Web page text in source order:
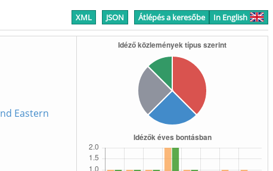
XML JSON Átlépés a keresőbe In English
Eastern